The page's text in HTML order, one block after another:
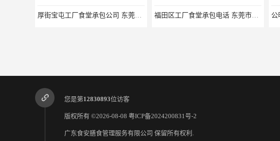
厚街宝屯工厂食堂承包公司 东莞市食安膳食管理服务有限公司 福田区工厂食堂承包电话 东莞市食安膳食管理服务有限公司
您是第12830893位访客
版权所有 ©2026-08-08 粤ICP备2024200831号-2
广东食安膳食管理服务有限公司 保留所有权利.